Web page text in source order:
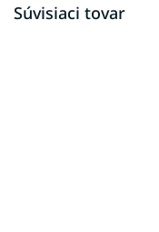
Súvisiaci tovar